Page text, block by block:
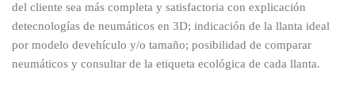
del cliente sea más completa y satisfactoria con explicación
detecnologías de neumáticos en 3D; indicación de la llanta ideal
por modelo devehículo y/o tamaño; posibilidad de comparar
neumáticos y consultar de la etiqueta ecológica de cada llanta.